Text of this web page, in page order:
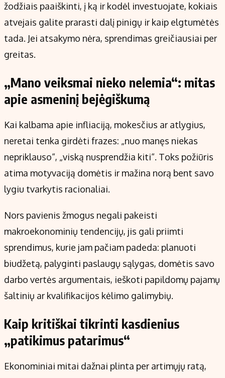
žodžiais paaiškinti, į ką ir kodėl investuojate, kokiais
atvejais galite prarasti dalį pinigų ir kaip elgtumėtės
tada. Jei atsakymo nėra, sprendimas greičiausiai per
greitas.
„Mano veiksmai nieko nelemia“: mitas
apie asmeninį bejėgiškumą
Kai kalbama apie infliaciją, mokesčius ar atlygius,
neretai tenka girdėti frazes: „nuo manęs niekas
nepriklauso“, „viską nusprendžia kiti“. Toks požiūris
atima motyvaciją domėtis ir mažina norą bent savo
lygiu tvarkytis racionaliai.
Nors pavienis žmogus negali pakeisti
makroekonominių tendencijų, jis gali priimti
sprendimus, kurie jam pačiam padeda: planuoti
biudžetą, palyginti paslaugų sąlygas, domėtis savo
darbo vertės argumentais, ieškoti papildomų pajamų
šaltinių ar kvalifikacijos kėlimo galimybių.
Kaip kritiškai tikrinti kasdienius
„patikimus patarimus“
Ekonominiai mitai dažnai plinta per artimųjų ratą,